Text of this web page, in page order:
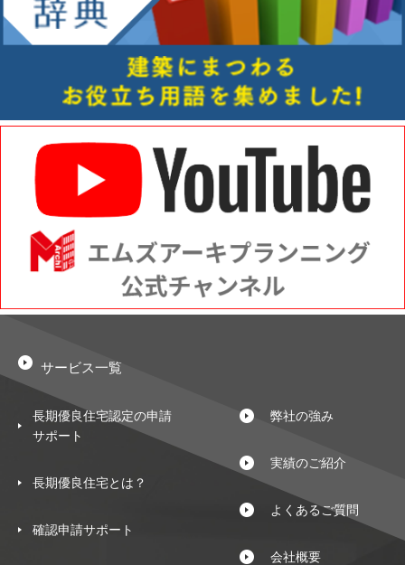
サービス一覧
長期優良住宅認定の申請
サポート
長期優良住宅とは？
確認申請サポート
弊社の強み
実績のご紹介
よくあるご質問
会社概要